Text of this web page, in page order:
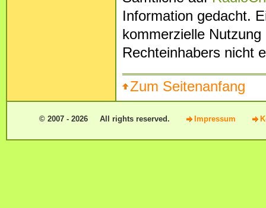
Information gedacht.
kommerzielle
Rechteinhabers nicht
Zum Seitenanfang
© 2007 - 2026 All rights reserved. Impressum